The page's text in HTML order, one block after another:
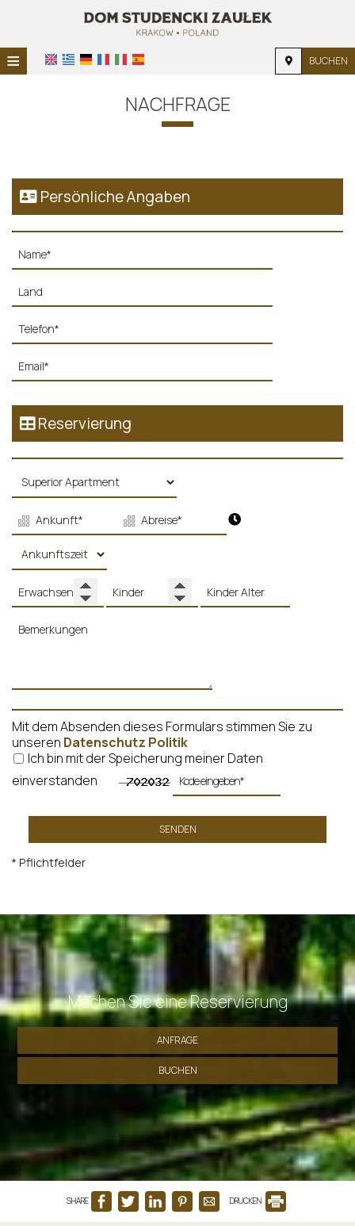
≡ BUCHEN
STANDORT
EINRICHTUNGEN
FOTOGALERIE
NACHFRAGE
Persönliche Angaben
Reservierung
Mit dem Absenden dieses Formulars stimmen Sie zu
unseren Datenschutz Politik
Ich bin mit der Speicherung meiner Daten
einverstanden
SENDEN
* Pflichtfelder
Machen Sie eine Reservierung
ANFRAGE
BUCHEN
SHARE DRUCKEN